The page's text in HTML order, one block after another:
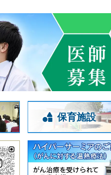
保育施設